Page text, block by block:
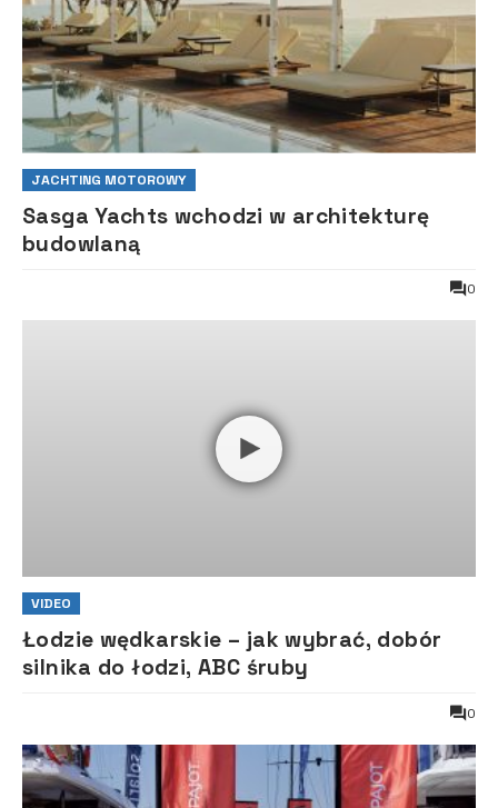
JACHTING MOTOROWY
Sasga Yachts wchodzi w architekturę
budowlaną
0
VIDEO
Łodzie wędkarskie – jak wybrać, dobór
silnika do łodzi, ABC śruby
0